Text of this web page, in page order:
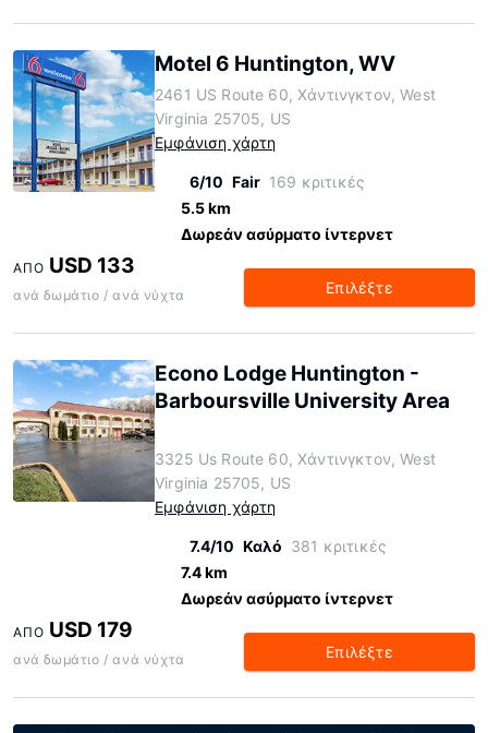
Motel 6 Huntington, WV
2461 US Route 60, Χάντινγκτον, West
Virginia 25705, US
Εμφάνιση χάρτη
6/10 Fair 169 κριτικές
5.5 km
Δωρεάν ασύρματο ίντερνετ
ΑΠΌ USD 133
ανά δωμάτιο / ανά νύχτα Επιλέξτε
Econo Lodge Huntington -
Barboursville University Area
3325 Us Route 60, Χάντινγκτον, West
Virginia 25705, US
Εμφάνιση χάρτη
7.4/10 Καλό 381 κριτικές
7.4 km
Δωρεάν ασύρματο ίντερνετ
ΑΠΌ USD 179
ανά δωμάτιο / ανά νύχτα Επιλέξτε